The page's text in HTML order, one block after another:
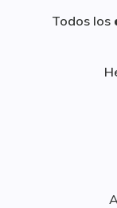
Todos los